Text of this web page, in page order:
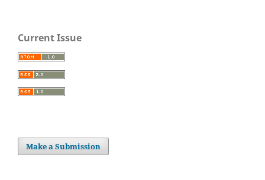
Current Issue
Make a Submission